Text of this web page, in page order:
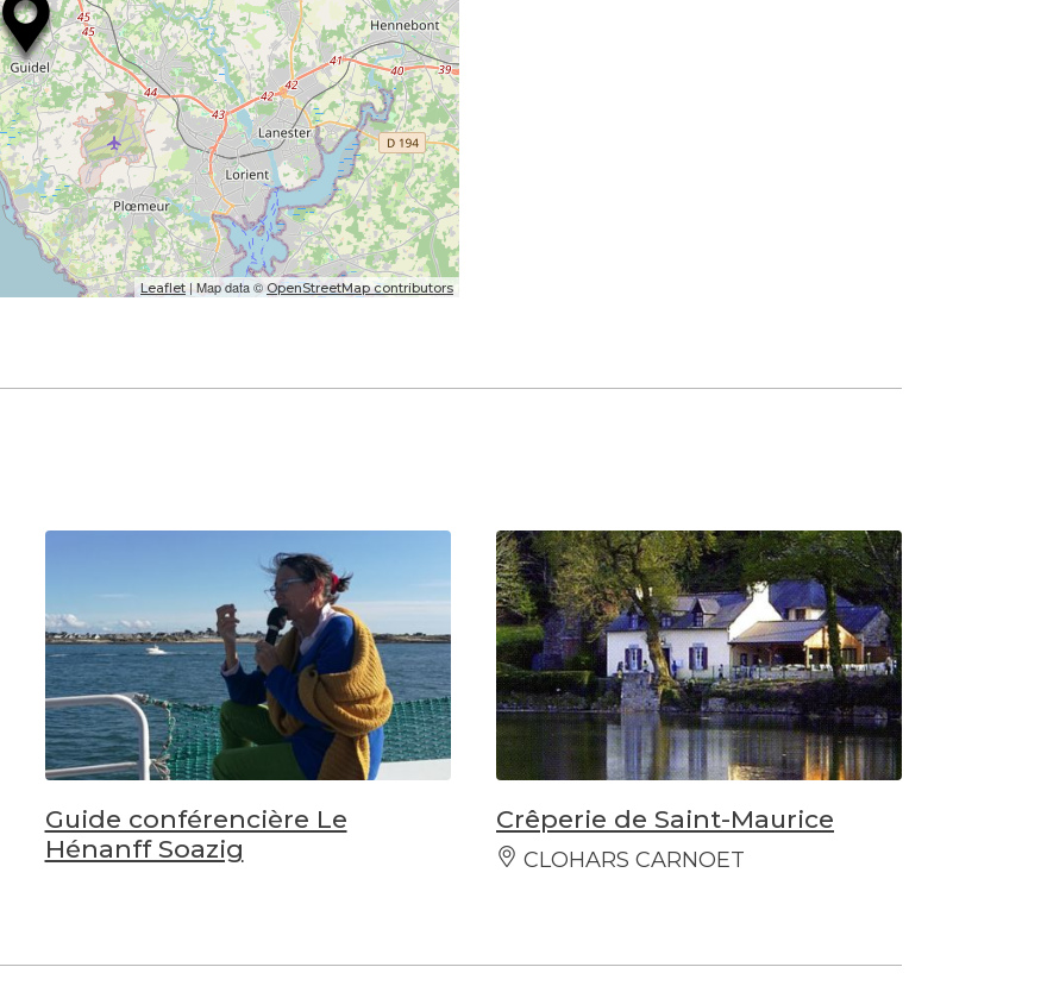
Leaflet | Map data ©OpenStreetMap contributors
Guide conférencière Le
Hénanff Soazig
Crêperie de Saint-Maurice
CLOHARS CARNOET